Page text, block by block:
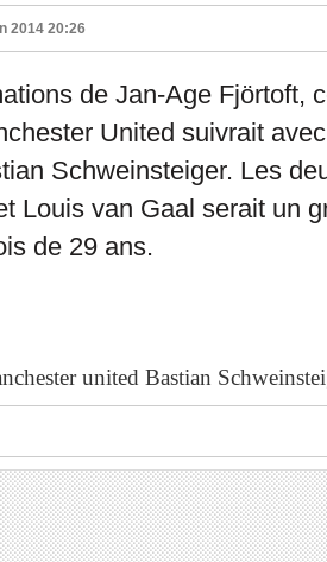
2014 20:26
de Jan-Age Fjörtoft,
United suivrait
Schweinsteiger. Les
Louis van Gaal serait un
de 29 ans.
united Bastian